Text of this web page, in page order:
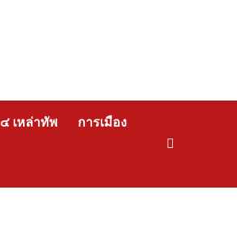
๔ เหล่าทัพ การเมือง